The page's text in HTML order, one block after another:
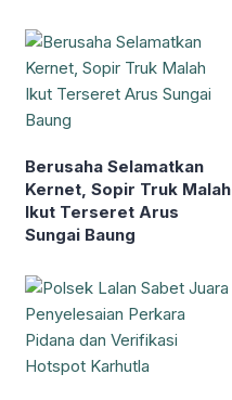
Berusaha Selamatkan
Kernet, Sopir Truk Malah
Ikut Terseret Arus
Sungai Baung